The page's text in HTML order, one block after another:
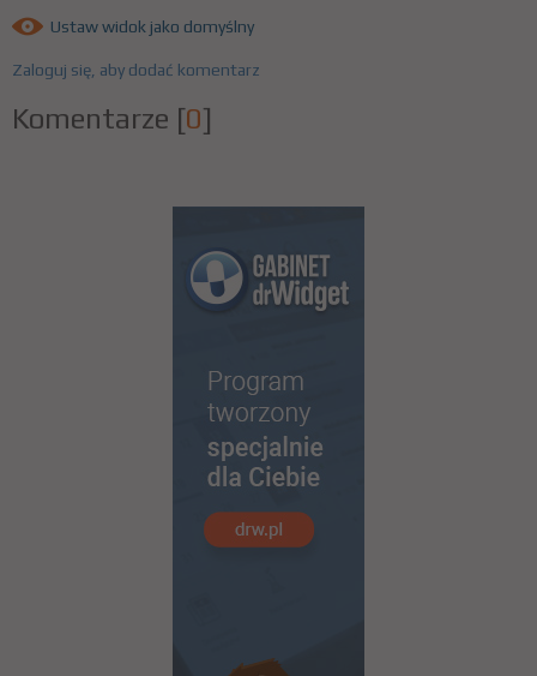
Ustaw widok jako domyślny
Zaloguj się, aby dodać komentarz
Komentarze [0]